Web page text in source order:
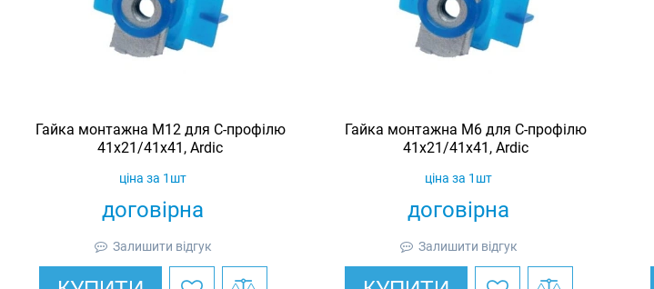
Гайка монтажна M12 для C-профілю
41х21/41х41, Ardic
договірна
ціна за 1шт
Залишити відгук
Гайка монтажна M6 для C-профілю
41х21/41х41, Ardic
договірна
ціна за 1шт
Залишити відгук